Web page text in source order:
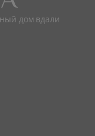
дом вдали